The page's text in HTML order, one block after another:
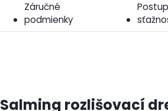
Záručné
podmienky
Salming rozlišovací